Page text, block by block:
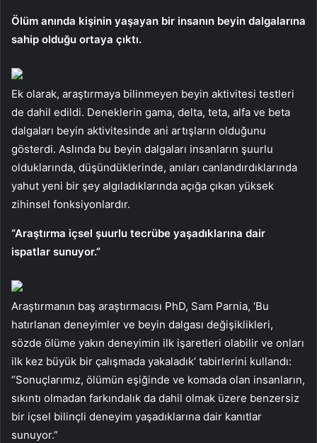
Ölüm anında kişinin yaşayan bir insanın beyin dalgalarına
sahip olduğu ortaya çıktı.
Ek olarak, araştırmaya bilinmeyen beyin aktivitesi testleri
de dahil edildi. Deneklerin gama, delta, teta, alfa ve beta
dalgaları beyin aktivitesinde ani artışların olduğunu
gösterdi. Aslında bu beyin dalgaları insanların şuurlu
olduklarında, düşündüklerinde, anıları canlandırdıklarında
yahut yeni bir şey algıladıklarında açığa çıkan yüksek
zihinsel fonksiyonlardır.
“Araştırma içsel şuurlu tecrübe yaşadıklarına dair
ispatlar sunuyor.”
Araştırmanın baş araştırmacısı PhD, Sam Parnia, ‘Bu
hatırlanan deneyimler ve beyin dalgası değişiklikleri,
sözde ölüme yakın deneyimin ilk işaretleri olabilir ve onları
ilk kez büyük bir çalışmada yakaladık’ tabirlerini kullandı:
“Sonuçlarımız, ölümün eşiğinde ve komada olan insanların,
sıkıntı olmadan farkındalık da dahil olmak üzere benzersiz
bir içsel bilinçli deneyim yaşadıklarına dair kanıtlar
sunuyor.”